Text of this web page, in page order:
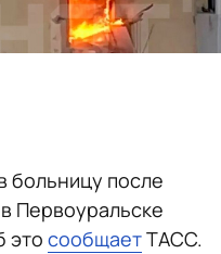
больницу после
Первоуральске
это сообщаетТАСС.